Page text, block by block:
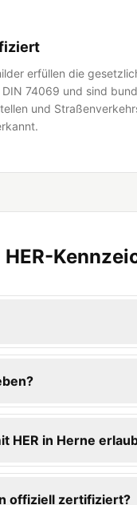
erfüllen die
74069 und sind
und
HER in Herne
offiziell zertifiziert?